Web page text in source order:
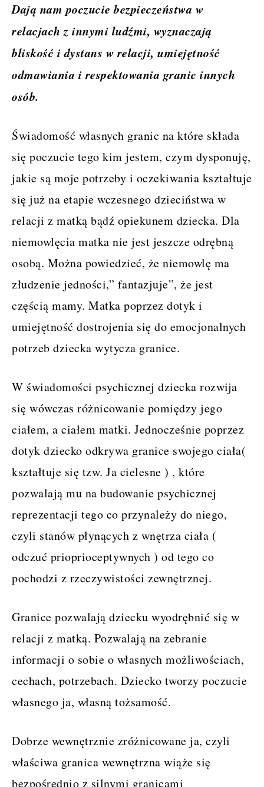
Dają nam poczucie bezpieczeństwa w
relacjach z innymi ludźmi, wyznaczają
bliskość i dystans w relacji, umiejętność
odmawiania i respektowania granic innych
osób.
Świadomość własnych granic na które składa
się poczucie tego kim jestem, czym dysponuję,
jakie są moje potrzeby i oczekiwania kształtuje
się już na etapie wczesnego dzieciństwa w
relacji z matką bądź opiekunem dziecka. Dla
niemowlęcia matka nie jest jeszcze odrębną
osobą. Można powiedzieć, że niemowlę ma
złudzenie jedności,” fantazjuje”, że jest
częścią mamy. Matka poprzez dotyk i
umiejętność dostrojenia się do emocjonalnych
potrzeb dziecka wytycza granice.
W świadomości psychicznej dziecka rozwija
się wówczas różnicowanie pomiędzy jego
ciałem, a ciałem matki. Jednocześnie poprzez
dotyk dziecko odkrywa granice swojego ciała(
kształtuje się tzw. Ja cielesne ) , które
pozwalają mu na budowanie psychicznej
reprezentacji tego co przynależy do niego,
czyli stanów płynących z wnętrza ciała (
odczuć prioprioceptywnych ) od tego co
pochodzi z rzeczywistości zewnętrznej.
Granice pozwalają dziecku wyodrębnić się w
relacji z matką. Pozwalają na zebranie
informacji o sobie o własnych możliwościach,
cechach, potrzebach. Dziecko tworzy poczucie
własnego ja, własną tożsamość.
Dobrze wewnętrznie zróżnicowane ja, czyli
właściwa granica wewnętrzna wiąże się
bezpośrednio z silnymi granicami